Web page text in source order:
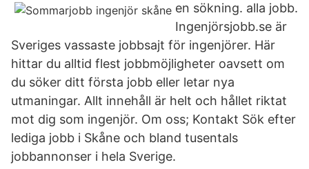
en sökning. alla jobb.
Ingenjörsjobb.se är
Sveriges vassaste jobbsajt för ingenjörer. Här
hittar du alltid flest jobbmöjligheter oavsett om
du söker ditt första jobb eller letar nya
utmaningar. Allt innehåll är helt och hållet riktat
mot dig som ingenjör. Om oss; Kontakt Sök efter
lediga jobb i Skåne och bland tusentals
jobbannonser i hela Sverige.